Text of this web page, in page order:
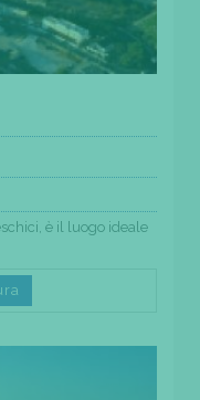
è il luogo ideale